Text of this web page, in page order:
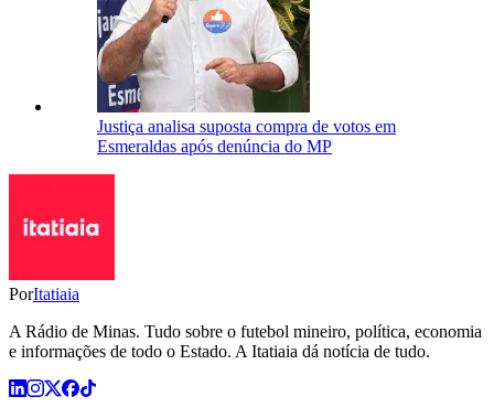
Justiça analisa suposta compra de votos em
Esmeraldas após denúncia do MP
PorItatiaia
A Rádio de Minas. Tudo sobre o futebol mineiro, política, economia
e informações de todo o Estado. A Itatiaia dá notícia de tudo.